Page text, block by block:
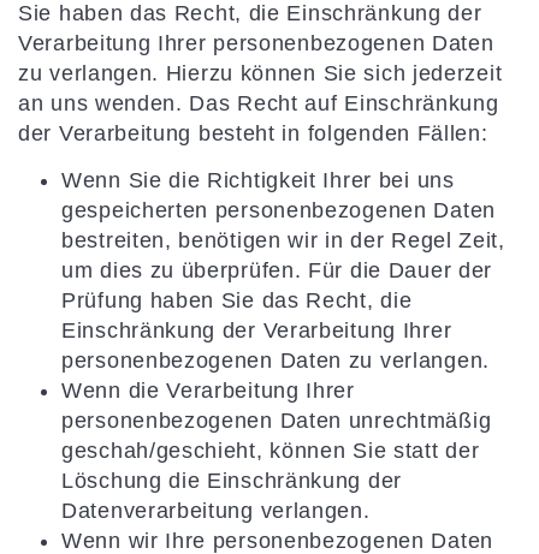
Sie haben das Recht, die Einschränkung der
Verarbeitung Ihrer personenbezogenen Daten
zu verlangen. Hierzu können Sie sich jederzeit
an uns wenden. Das Recht auf Einschränkung
der Verarbeitung besteht in folgenden Fällen:
Wenn Sie die Richtigkeit Ihrer bei uns
gespeicherten personenbezogenen Daten
bestreiten, benötigen wir in der Regel Zeit,
um dies zu überprüfen. Für die Dauer der
Prüfung haben Sie das Recht, die
Einschränkung der Verarbeitung Ihrer
personenbezogenen Daten zu verlangen.
Wenn die Verarbeitung Ihrer
personenbezogenen Daten unrechtmäßig
geschah/geschieht, können Sie statt der
Löschung die Einschränkung der
Datenverarbeitung verlangen.
Wenn wir Ihre personenbezogenen Daten